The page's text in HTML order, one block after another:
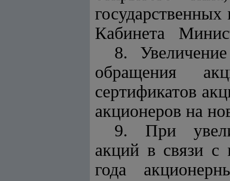
Кабинета
8.
обращения
сертификатов
акционеров на
9. При
акций в связи с
года